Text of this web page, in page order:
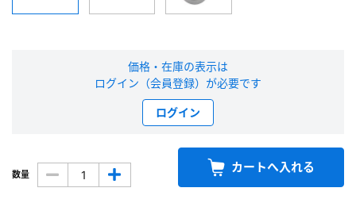
価格・在庫の表示は
ログイン（会員登録）が必要です
ログイン
数量 カートへ入れる
ログイン
※パスワードをお忘れの方は、パスワード再発行ページ
お問い合わせページ